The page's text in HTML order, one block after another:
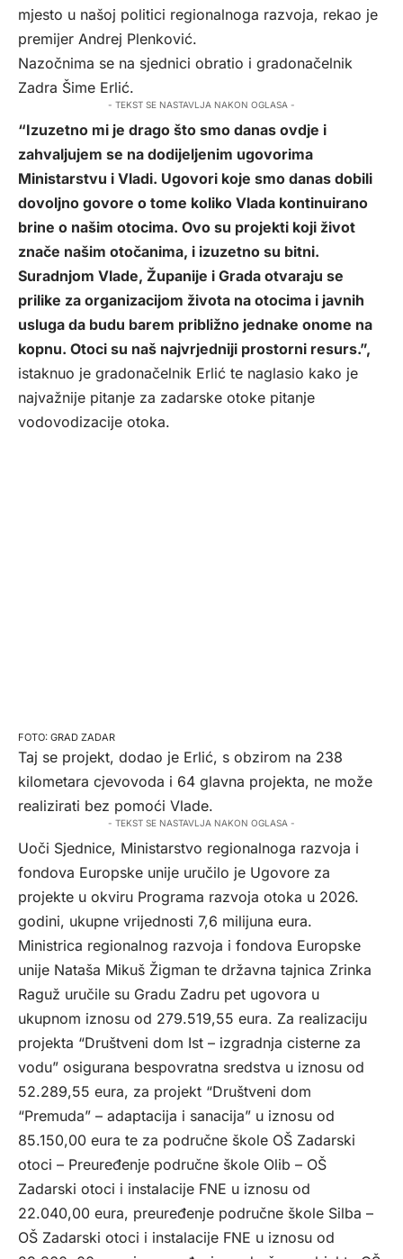
mjesto u našoj politici regionalnoga razvoja, rekao je
premijer Andrej Plenković.
Nazočnima se na sjednici obratio i gradonačelnik
Zadra Šime Erlić.
- TEKST SE NASTAVLJA NAKON OGLASA -
“Izuzetno mi je drago što smo danas ovdje i
zahvaljujem se na dodijeljenim ugovorima
Ministarstvu i Vladi. Ugovori koje smo danas dobili
dovoljno govore o tome koliko Vlada kontinuirano
brine o našim otocima. Ovo su projekti koji život
znače našim otočanima, i izuzetno su bitni.
Suradnjom Vlade, Županije i Grada otvaraju se
prilike za organizacijom života na otocima i javnih
usluga da budu barem približno jednake onome na
kopnu. Otoci su naš najvrjedniji prostorni resurs.”,
istaknuo je gradonačelnik Erlić te naglasio kako je
najvažnije pitanje za zadarske otoke pitanje
vodovodizacije otoka.
GRAD ZADAR
Taj se projekt, dodao je Erlić, s obzirom na 238
kilometara cjevovoda i 64 glavna projekta, ne može
realizirati bez pomoći Vlade.
- TEKST SE NASTAVLJA NAKON OGLASA -
Uoči Sjednice, Ministarstvo regionalnoga razvoja i
fondova Europske unije uručilo je Ugovore za
projekte u okviru Programa razvoja otoka u 2026.
godini, ukupne vrijednosti 7,6 milijuna eura.
Ministrica regionalnog razvoja i fondova Europske
unije Nataša Mikuš Žigman te državna tajnica Zrinka
Raguž uručile su Gradu Zadru pet ugovora u
ukupnom iznosu od 279.519,55 eura. Za realizaciju
projekta “Društveni dom Ist – izgradnja cisterne za
vodu” osigurana bespovratna sredstva u iznosu od
52.289,55 eura, za projekt “Društveni dom
“Premuda” – adaptacija i sanacija” u iznosu od
85.150,00 eura te za područne škole OŠ Zadarski
otoci – Preuređenje područne škole Olib – OŠ
Zadarski otoci i instalacije FNE u iznosu od
22.040,00 eura, preuređenje područne škole Silba –
OŠ Zadarski otoci i instalacije FNE u iznosu od